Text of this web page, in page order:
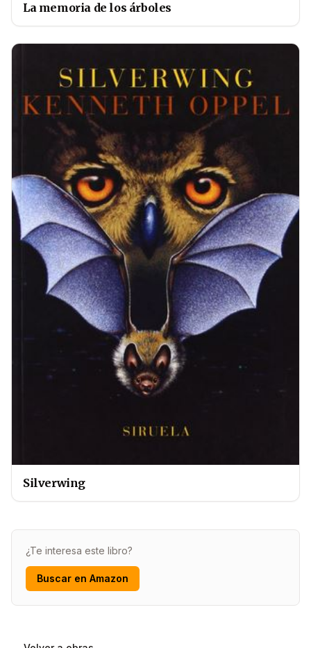
La memoria de los árboles
Silverwing
¿Te interesa este libro?
Buscar en Amazon